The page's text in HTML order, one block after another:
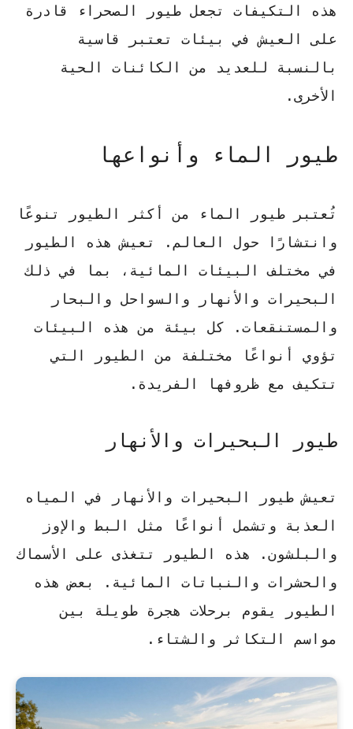
هذه التكيفات تجعل طيور الصحراء قادرة
على العيش في بيئات تعتبر قاسية
بالنسبة للعديد من الكائنات الحية
الأخرى.
طيور الماء وأنواعها
تُعتبر طيور الماء
من أكثر الطيور تنوعًا
وانتشارًا حول العالم. تعيش هذه الطيور
في مختلف البيئات المائية، بما في ذلك
البحيرات والأنهار والسواحل والبحار
والمستنقعات. كل بيئة من هذه البيئات
تؤوي أنواعًا مختلفة من الطيور التي
تتكيف مع ظروفها الفريدة.
طيور البحيرات والأنهار
تعيش طيور البحيرات والأنهار في المياه
العذبة وتشمل أنواعًا مثل البط والإوز
والبلشون. هذه الطيور تتغذى على الأسماك
والحشرات والنباتات المائية. بعض هذه
الطيور يقوم برحلات هجرة طويلة بين
مواسم التكاثر والشتاء.